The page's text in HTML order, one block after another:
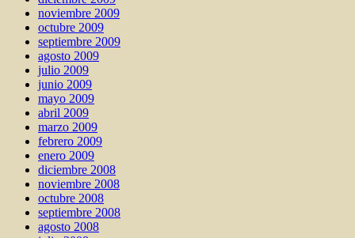
noviembre 2009
octubre 2009
septiembre 2009
agosto 2009
julio 2009
junio 2009
mayo 2009
abril 2009
marzo 2009
febrero 2009
enero 2009
diciembre 2008
noviembre 2008
octubre 2008
septiembre 2008
agosto 2008